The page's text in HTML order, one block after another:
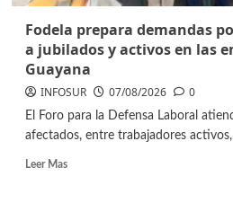
Fodela prepara demandas
a jubilados y activos en las
Guayana
INFOSUR 07/08/2026 0
El Foro para la Defensa Laboral
afectados, entre trabajadores
Leer Mas